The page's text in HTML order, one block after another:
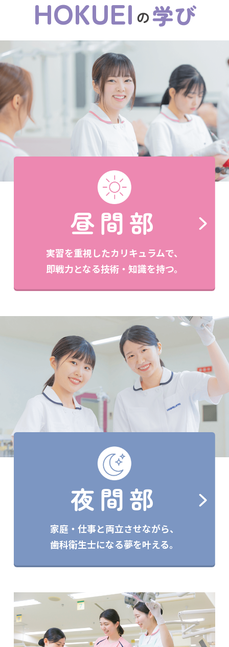
HOKUEI の学び
昼間部
実習を重視したカリキュラムで、
即戦力となる技術・知識を持つ。
夜間部
家庭・仕事と両立させながら、
歯科衛生士になる夢を叶える。